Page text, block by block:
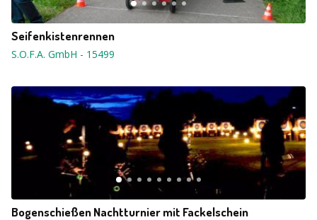
Seifenkistenrennen
S.O.F.A. GmbH - 15499
Bogenschießen Nachtturnier mit Fackelschein